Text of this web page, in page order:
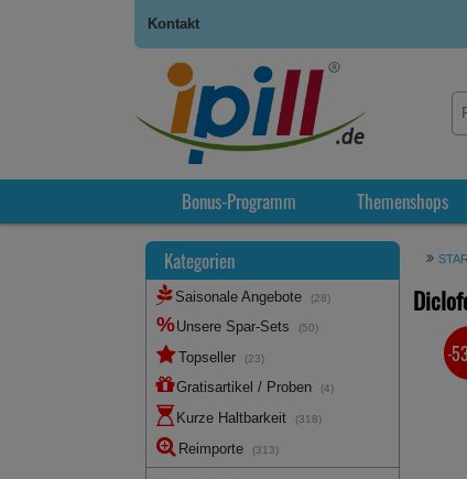
Kontakt
Bonus-Programm Themenshops
SIE
-
Kategorien
Saisonale Angebote (28)
Unsere Spar-Sets (50)
Topseller (23)
Gratisartikel / Proben (4)
Kurze Haltbarkeit (318)
Reimporte (313)